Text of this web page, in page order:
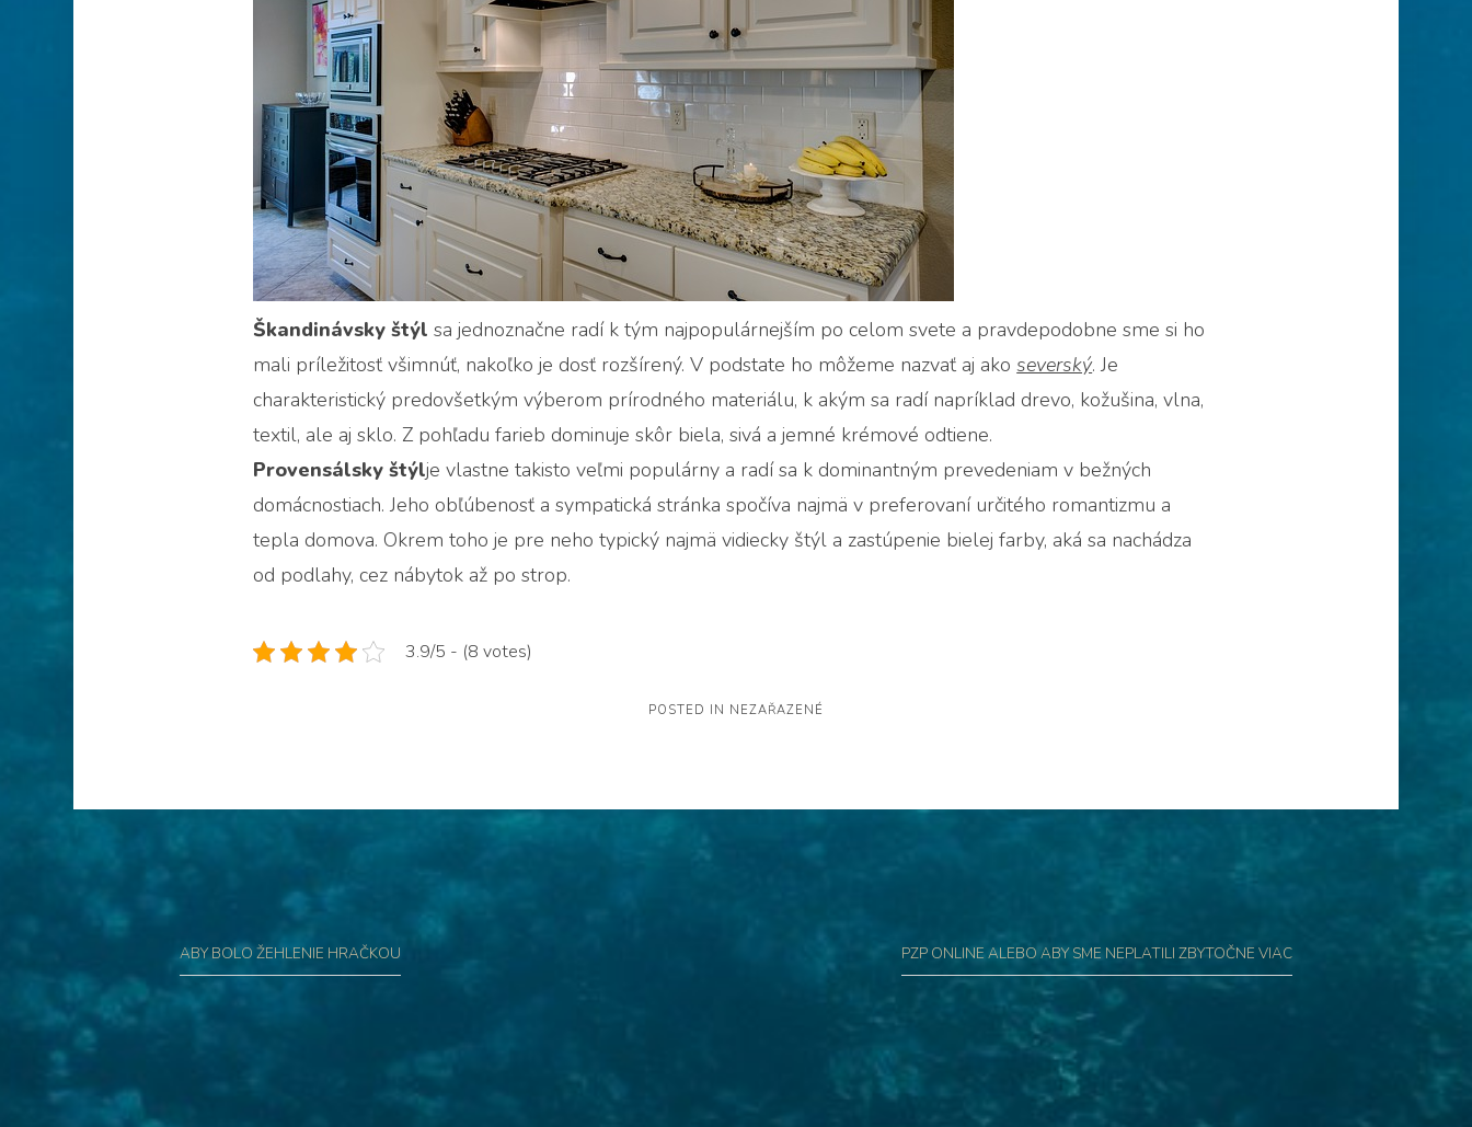
Škandinávsky štýlsa jednoznačne radí k tým najpopulárnejším po celom svete a pravdepodobne sme si ho
mali príležitosť všimnúť, nakoľko je dosť rozšírený. V podstate ho môžeme nazvať aj akoseverský. Je
charakteristický predovšetkým výberom prírodného materiálu, k akým sa radí napríklad drevo, kožušina, vlna,
textil, ale aj sklo. Z pohľadu farieb dominuje skôr biela, sivá a jemné krémové odtiene.
Provensálsky štýlje vlastne takisto veľmi populárny a radí sa k dominantným prevedeniam v bežných
domácnostiach. Jeho obľúbenosť a sympatická stránka spočíva najmä v preferovaní určitého romantizmu a
tepla domova. Okrem toho je pre neho typický najmä vidiecky štýl a zastúpenie bielej farby, aká sa nachádza
od podlahy, cez nábytok až po strop.
3.9/5 - (8 votes)
POSTED IN NEZAŘAZENÉ
Navigace
pro
příspěvek
PZP ONLINE ALEBO ABY SME NEPLATILI ZBYTOČNE VIAC
ABY BOLO ŽEHLENIE HRAČKOU